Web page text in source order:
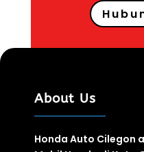
About Us
Honda Auto Cilegon